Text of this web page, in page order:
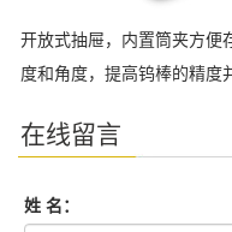
开放式抽屉，内置筒夹方便
度和角度，提高钨棒的精度
在线留言
姓 名：